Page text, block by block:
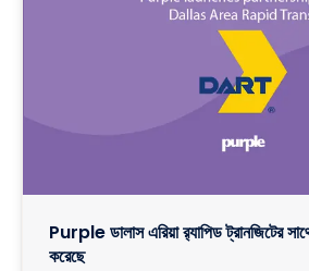
Purple ডালাস এরিয়া র‍্যাপিড ট্রানজিটের
করেছে